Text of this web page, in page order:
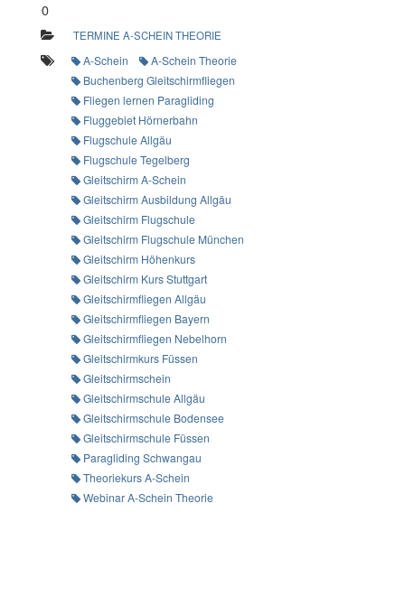
290
TERMINE A-SCHEIN THEORIE
A-Schein
A-Schein Theorie
Buchenberg Gleitschirmfliegen
Fliegen lernen Paragliding
Fluggebiet Hörnerbahn
Flugschule Allgäu
Flugschule Tegelberg
Gleitschirm A-Schein
Gleitschirm Ausbildung Allgäu
Gleitschirm Flugschule
Gleitschirm Flugschule München
Gleitschirm Höhenkurs
Gleitschirm Kurs Stuttgart
Gleitschirmfliegen Allgäu
Gleitschirmfliegen Bayern
Gleitschirmfliegen Nebelhorn
Gleitschirmkurs Füssen
Gleitschirmschein
Gleitschirmschule Allgäu
Gleitschirmschule Bodensee
Gleitschirmschule Füssen
Paragliding Schwangau
Theoriekurs A-Schein
Webinar A-Schein Theorie